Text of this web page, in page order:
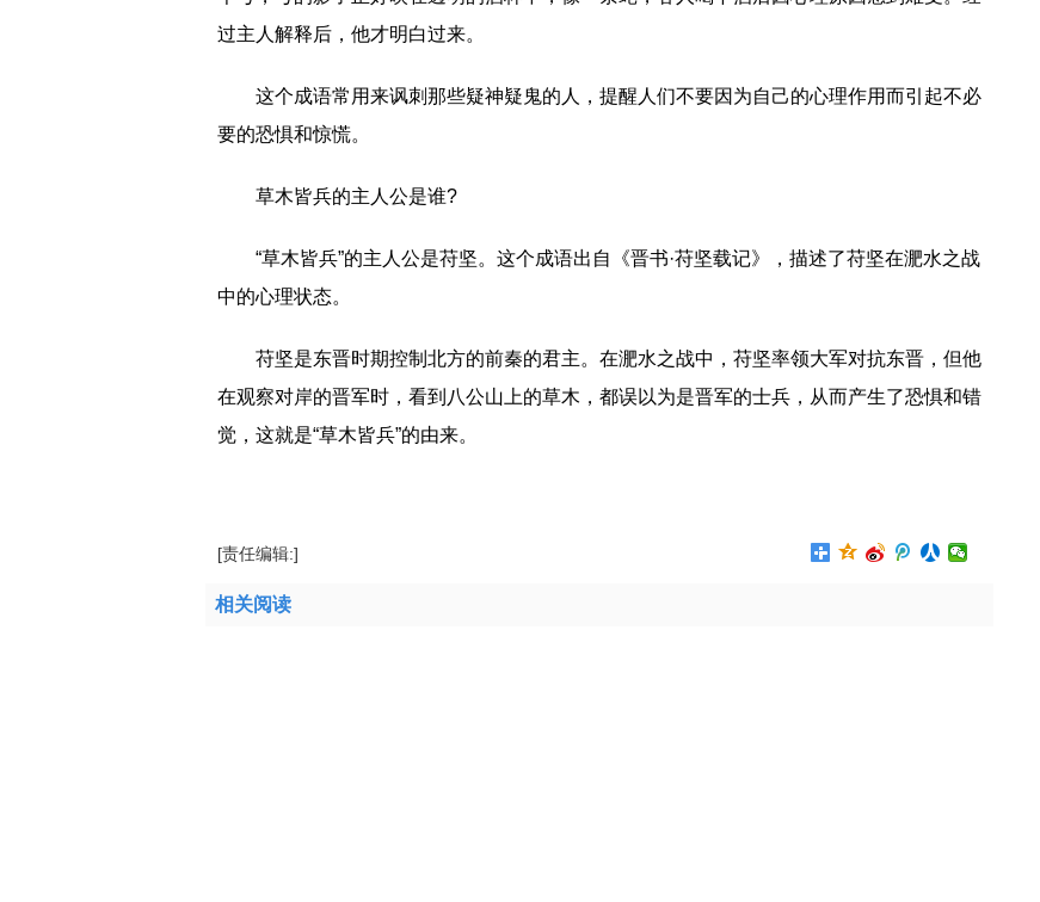
过主人解释后，他才明白过来‌。
这个成语常用来讽刺那些疑神疑鬼的人，提醒人们不要因为自己的心理作用而引起不必
要的恐惧和惊慌‌。
草木皆兵的主人公是谁?
‌“草木皆兵”的主人公是苻坚。‌这个成语出自‌《晋书·苻坚载记》，描述了苻坚在淝水之战
中的心理状态。‌
苻坚是东晋时期控制北方的前秦的君主。在淝水之战中，苻坚率领大军对抗东晋，但他
在观察对岸的晋军时，看到八公山上的草木，都误以为是晋军的士兵，从而产生了恐惧和错
觉，这就是“草木皆兵”的由来。
[责任编辑:]
相关阅读